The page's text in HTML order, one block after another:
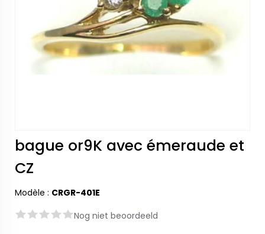
bague or9K avec émeraude et
CZ
Modèle : CRGR-401E
Nog niet beoordeeld